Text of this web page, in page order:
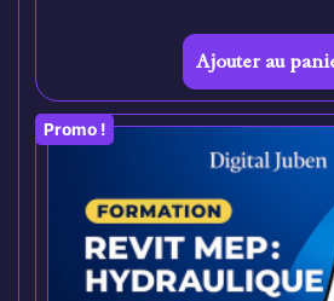
Ajouter au
Promo !